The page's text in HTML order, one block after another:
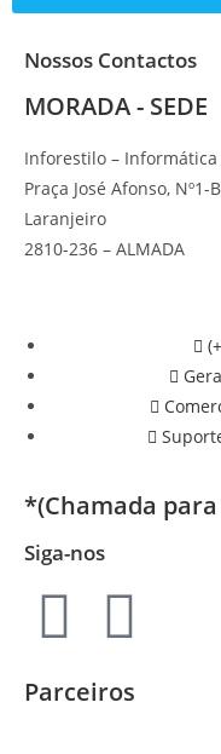
Nossos Contactos
MORADA - SEDE
Inforestilo – Informática
Praça José Afonso, Nº1-B
Laranjeiro
2810-236 – ALMADA
*(Chamada
Siga-nos
Parceiros